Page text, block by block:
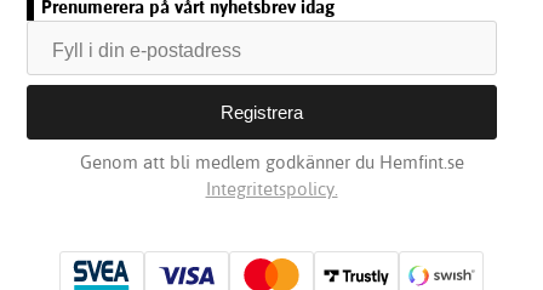
Prenumerera på vårt nyhetsbrev idag
Genom att bli medlem godkänner du Hemfint.se
Integritetspolicy.